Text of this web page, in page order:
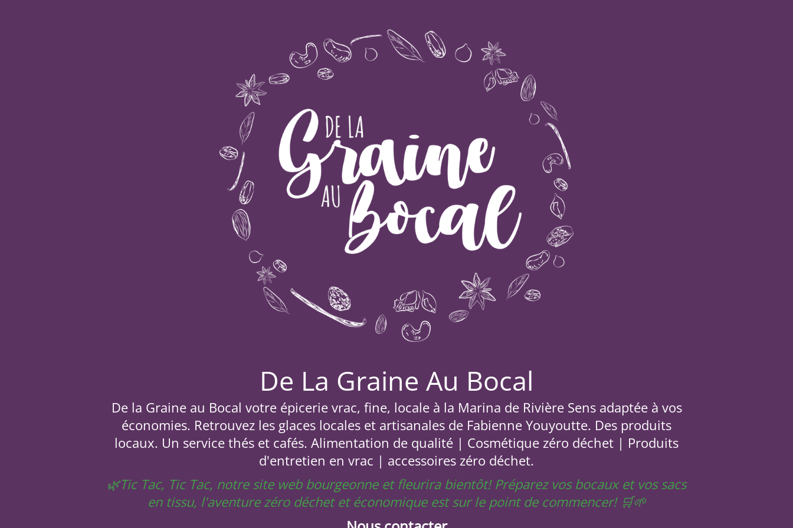
De La Graine Au Bocal
De la Graine au Bocal votre épicerie vrac, fine, locale à la Marina de Rivière Sens adaptée à vos
économies. Retrouvez les glaces locales et artisanales de Fabienne Youyoutte. Des produits
locaux. Un service thés et cafés. Alimentation de qualité | Cosmétique zéro déchet | Produits
d'entretien en vrac | accessoires zéro déchet.
🌿Tic Tac, Tic Tac, notre site web bourgeonne et fleurira bientôt! Préparez vos bocaux et vos sacs
en tissu, l'aventure zéro déchet et économique est sur le point de commencer! 🛒🌱